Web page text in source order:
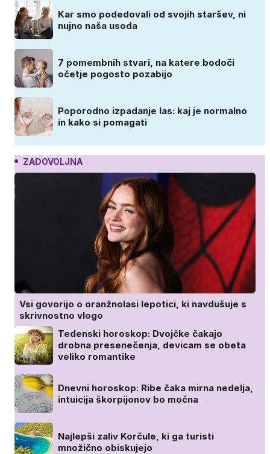
Kar smo podedovali od svojih staršev, ni
nujno naša usoda
7 pomembnih stvari, na katere bodoči
očetje pogosto pozabijo
Poporodno izpadanje las: kaj je normalno
in kako si pomagati
ZADOVOLJNA
Vsi govorijo o oranžnolasi lepotici, ki navdušuje s
skrivnostno vlogo
Tedenski horoskop: Dvojčke čakajo
drobna presenečenja, devicam se obeta
veliko romantike
Dnevni horoskop: Ribe čaka mirna nedelja,
intuicija škorpijonov bo močna
Najlepši zaliv Korčule, ki ga turisti
množično obiskujejo